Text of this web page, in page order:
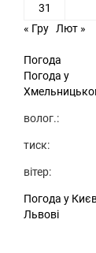
31
« Гру Лют »
Погода
Погода у
волог.:
тиск:
вітер:
Погода у
Львові